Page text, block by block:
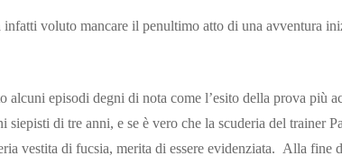
voluto mancare il penultimo atto di una avventura
alcuni episodi degni di nota come l’esito della prova più
siepisti di tre anni, e se è vero che la scuderia del trainer
vestita di fucsia, merita di essere evidenziata. Alla fine